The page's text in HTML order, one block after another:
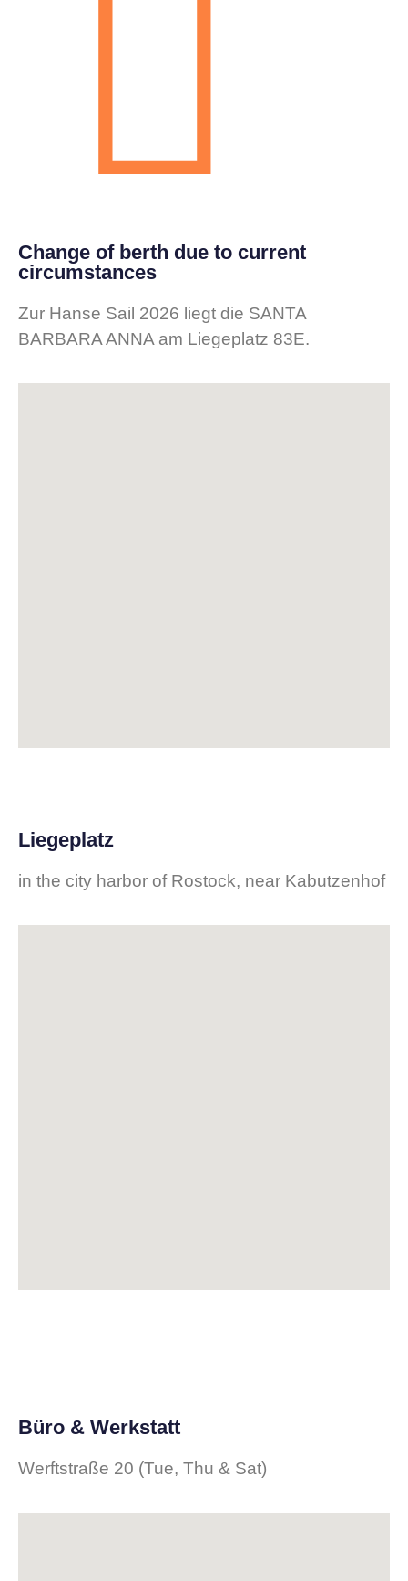
Change of berth due to current
circumstances
Zur Hanse Sail 2026 liegt die SANTA
BARBARA ANNA am Liegeplatz 83E.
Liegeplatz
in the city harbor of Rostock, near Kabutzenhof
Büro & Werkstatt
Werftstraße 20 (Tue, Thu & Sat)